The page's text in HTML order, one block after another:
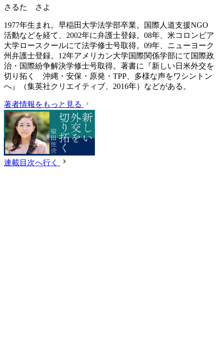
さるた さよ
1977年生まれ。早稲田大学法学部卒業。国際人道支援NGO
活動などを経て、2002年に弁護士登録。08年、米コロンビア
大学ロースクールにて法学修士号取得。09年、ニューヨーク
州弁護士登録。12年アメリカン大学国際関係学部にて国際政
治・国際紛争解決学修士号取得。著書に『新しい日米外交を
切り拓く 沖縄・安保・原発・TPP、多様な声をワシントン
へ』（集英社クリエイティブ、2016年）などがある。
著者情報をもっと見る
連載目次へ行く